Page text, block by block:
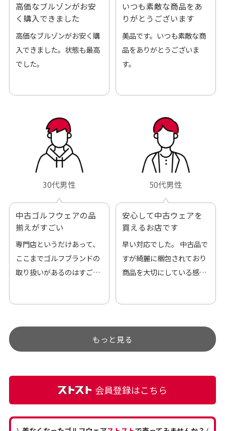
高価なブルゾンがお安
く購入できました
高価なブルゾンがお安く購
入できました。状態も最高
でした。
いつも素敵な商品をあ
りがとうございます
美品です。いつも素敵な商
品をありがとうございま
す。
30代男性
中古ゴルフウェアの品
揃えがすごい
専門店というだけあって、
ここまでゴルフブランドの
取り扱いがあるのはすご
す。
50代男性
安心して中古ウェアを
買えるお店です
早い対応でした。 中古品で
すが綺麗に梱包されており
商品を大切にしている感が
うぐらい目立つことなく綺
麗な商品でお安く購入でき
もっと見る
会員登録はこちら